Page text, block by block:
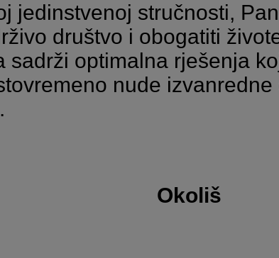
jedinstvenoj stručnosti,
društvo i obogatiti
sadrži optimalna rješenja
nude izvanredne
Okoliš